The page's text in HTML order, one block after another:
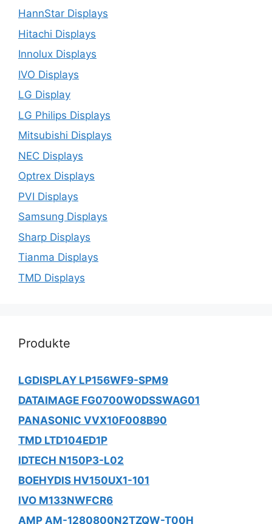
HannStar Displays
Hitachi Displays
Innolux Displays
IVO Displays
LG Display
LG Philips Displays
Mitsubishi Displays
NEC Displays
Optrex Displays
PVI Displays
Samsung Displays
Sharp Displays
Tianma Displays
TMD Displays
Produkte
LGDISPLAY LP156WF9-SPM9
DATAIMAGE FG0700W0DSSWAG01
PANASONIC VVX10F008B90
TMD LTD104ED1P
IDTECH N150P3-L02
BOEHYDIS HV150UX1-101
IVO M133NWFCR6
AMP AM-1280800N2TZQW-T00H